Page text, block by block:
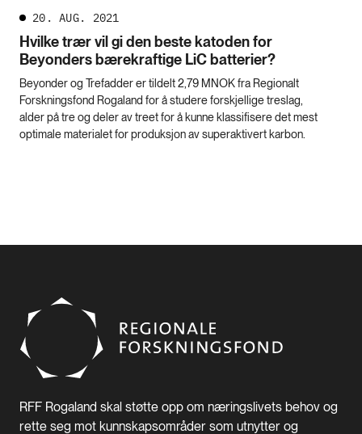
20. AUG. 2021
Hvilke trær vil gi den beste katoden for
Beyonders bærekraftige LiC batterier?
Beyonder og Trefadder er tildelt 2,79 MNOK fra Regionalt
Forskningsfond Rogaland for å studere forskjellige treslag,
alder på tre og deler av treet for å kunne klassifisere det mest
optimale materialet for produksjon av superaktivert karbon.
RFF Rogaland skal støtte opp om næringslivets behov og
rette seg mot kunnskapsområder som utnytter og